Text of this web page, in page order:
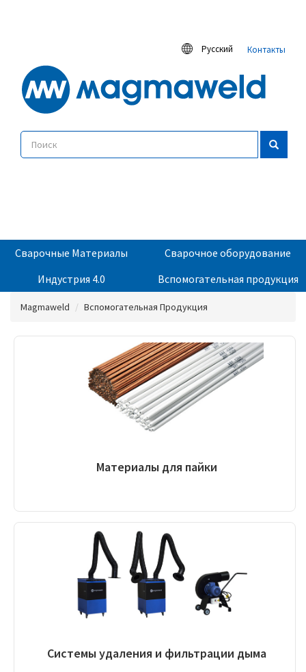
Русский Контакты
Сварочные Материалы
Сварочное оборудование
Индустрия 4.0
Вспомогательная продукция
Magmaweld Вспомогательная Продукция
Материалы для пайки
Системы удаления и фильтрации дыма